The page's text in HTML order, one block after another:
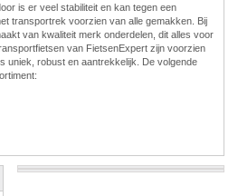
is er veel stabiliteit en kan tegen een
transportrek voorzien van alle gemakken. Bij
van kwaliteit merk onderdelen, dit alles voor
van FietsenExpert zijn voorzien
uniek, robust en aantrekkelijk. De volgende